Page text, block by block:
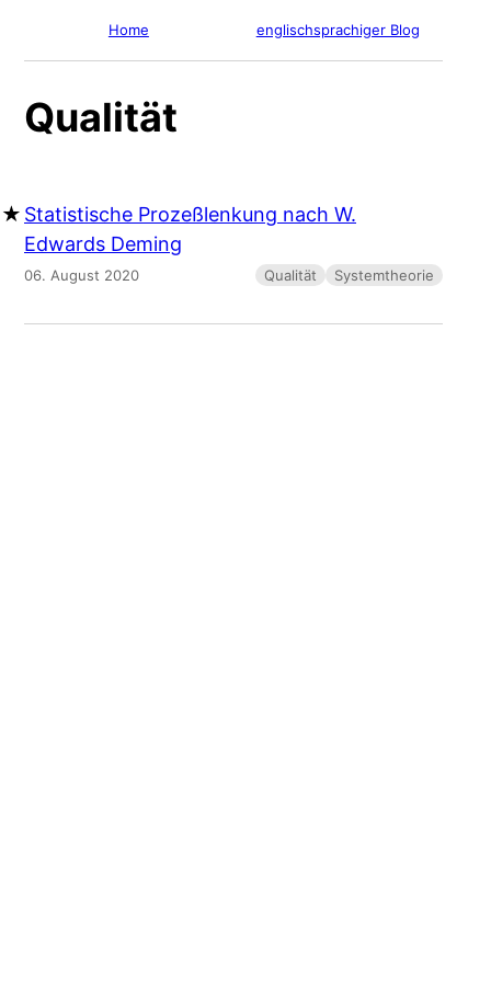
Home englischsprachiger Blog
Qualität
Statistische Prozeßlenkung nach W.
Edwards Deming
06. August 2020 Qualität Systemtheorie